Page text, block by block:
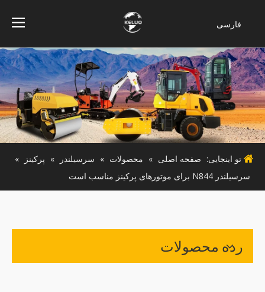
فارسی
indonesia
Türk dili
ไทย
Italiano
Deutsch
Português
Español
Pусский
تو اینجایی: صفحه اصلی » محصولات » سرسیلندر » پرکینز
»
سرسیلندر N844 برای موتورهای پرکینز مناسب است
رده محصولات